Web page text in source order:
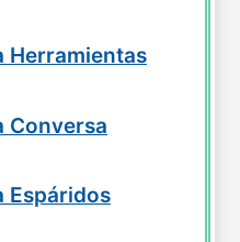
Herramientas
Conversa
Espáridos